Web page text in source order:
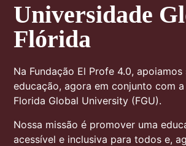
Universidade
Flórida
Na Fundação El Profe 4.0, apoiamos
educação, agora em conjunto com a
Florida Global University (FGU).
Nossa missão é promover uma
acessível e inclusiva para todos e,